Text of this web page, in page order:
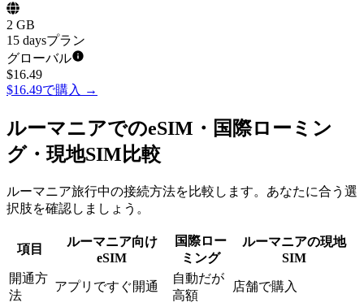
2 GB
15 daysプラン
グローバル
$16.49
$16.49で購入 →
ルーマニアでのeSIM・国際ローミン
グ・現地SIM比較
ルーマニア旅行中の接続方法を比較します。あなたに合う選
択肢を確認しましょう。
項目
ルーマニア向け
eSIM
国際ロー
ミング
ルーマニアの現地
SIM
開通方
法
アプリですぐ開通
自動だが
高額
店舗で購入